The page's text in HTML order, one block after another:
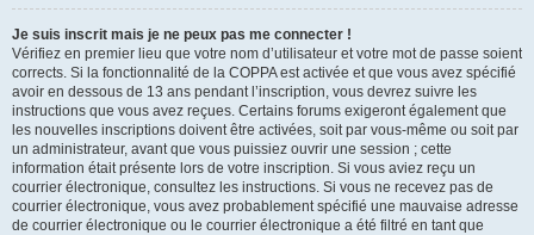
Je suis inscrit mais je ne peux pas me connecter !
Vérifiez en premier lieu que votre nom d’utilisateur et votre mot de passe soient
corrects. Si la fonctionnalité de la COPPA est activée et que vous avez spécifié
avoir en dessous de 13 ans pendant l’inscription, vous devrez suivre les
instructions que vous avez reçues. Certains forums exigeront également que
les nouvelles inscriptions doivent être activées, soit par vous-même ou soit par
un administrateur, avant que vous puissiez ouvrir une session ; cette
information était présente lors de votre inscription. Si vous aviez reçu un
courrier électronique, consultez les instructions. Si vous ne recevez pas de
courrier électronique, vous avez probablement spécifié une mauvaise adresse
de courrier électronique ou le courrier électronique a été filtré en tant que